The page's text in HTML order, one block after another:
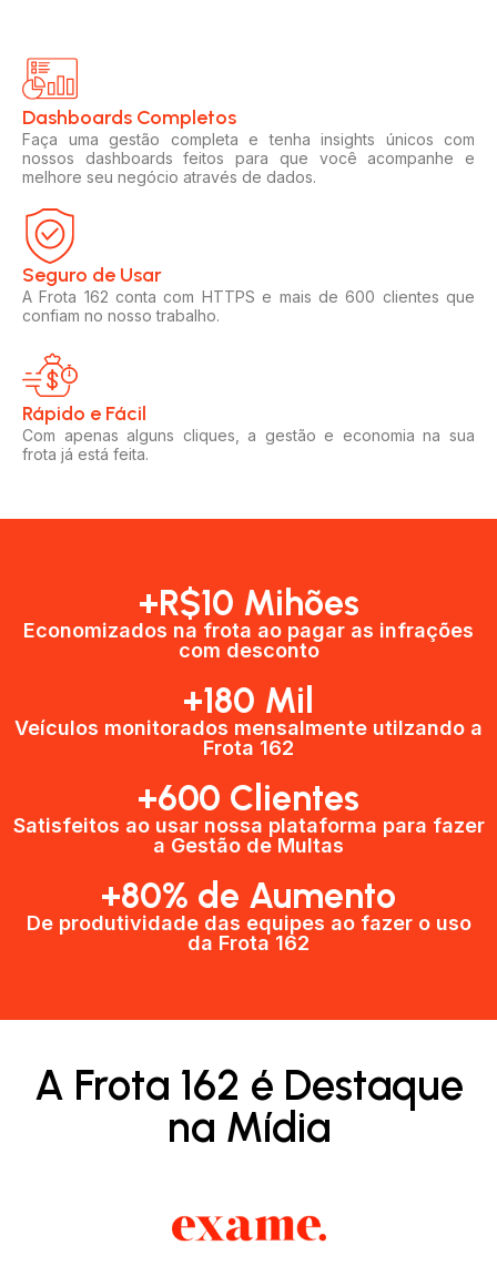
Dashboards Completos​​
Faça uma gestão completa e tenha insights únicos com
nossos dashboards feitos para que você acompanhe e
melhore seu negócio através de dados.
Seguro de Usar​
A Frota 162 conta com HTTPS e mais de 600 clientes que
confiam no nosso trabalho.
Rápido e Fácil​
Com apenas alguns cliques, a gestão e economia na sua
frota já está feita.
+R$10 Mihões
Economizados na frota ao pagar as infrações
com desconto
+180 Mil
Veículos monitorados mensalmente utilzando a
Frota 162
+600 Clientes​
Satisfeitos ao usar nossa plataforma para fazer
a Gestão de Multas​
+80% de Aumento
De produtividade das equipes ao fazer o uso
da Frota 162​
A Frota 162 é Destaque
na Mídia